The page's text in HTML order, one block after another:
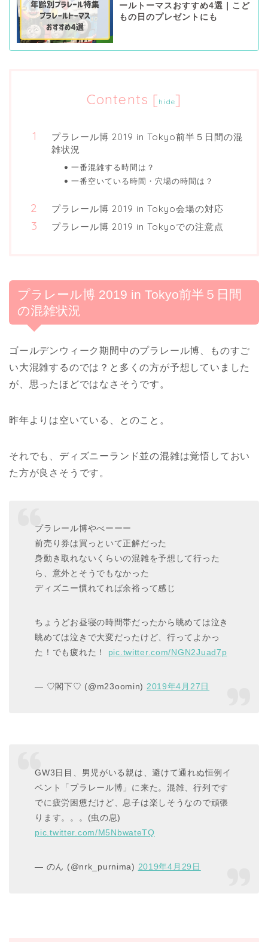
ールトーマスおすすめ4選｜こど
もの日のプレゼントにも
Contents [ hide]
プラレール博 2019 in Tokyo前半５日間の混
雑状況
一番混雑する時間は？
一番空いている時間・穴場の時間は？
プラレール博 2019 in Tokyo会場の対応
プラレール博 2019 in Tokyoでの注意点
プラレール博 2019 in Tokyo前半５日間
の混雑状況
ゴールデンウィーク期間中のプラレール博、ものすご
い大混雑するのでは？と多くの方が予想していました
が、思ったほどではなさそうです。
昨年よりは空いている、とのこと。
それでも、ディズニーランド並の混雑は覚悟しておい
た方が良さそうです。
プラレール博やべーーー
前売り券は買っといて正解だった
身動き取れないくらいの混雑を予想して行った
ら、意外とそうでもなかった
ディズニー慣れてれば余裕って感じ
ちょうどお昼寝の時間帯だったから眺めては泣き
眺めては泣きで大変だったけど、行ってよかっ
た！でも疲れた！ pic.twitter.com/NGN2Juad7p
— ♡閣下♡ (@m23oomin) 2019年4月27日
GW3日目、男児がいる親は、避けて通れぬ恒例イ
ベント「プラレール博」に来た。混雑、行列です
でに疲労困憊だけど、息子は楽しそうなので頑張
ります。。。(虫の息)
pic.twitter.com/M5NbwateTQ
— のん (@nrk_purnima) 2019年4月29日